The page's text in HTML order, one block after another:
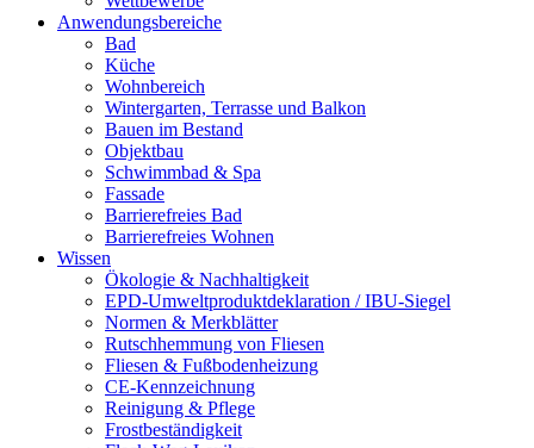
Anwendungsbereiche
Bad
Küche
Wohnbereich
Wintergarten, Terrasse und Balkon
Bauen im Bestand
Objektbau
Schwimmbad & Spa
Fassade
Barrierefreies Bad
Barrierefreies Wohnen
Wissen
Ökologie & Nachhaltigkeit
EPD-Umweltproduktdeklaration / IBU-Siegel
Normen & Merkblätter
Rutschhemmung von Fliesen
Fliesen & Fußbodenheizung
CE-Kennzeichnung
Reinigung & Pflege
Frostbeständigkeit